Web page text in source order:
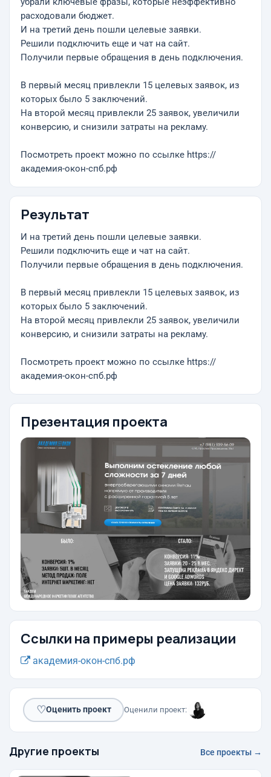
убрали ключевые фразы, которые неэффективно
расходовали бюджет.
И на третий день пошли целевые заявки.
Решили подключить еще и чат на сайт.
Получили первые обращения в день подключения.
В первый месяц привлекли 15 целевых заявок, из
которых было 5 заключений.
На второй месяц привлекли 25 заявок, увеличили
конверсию, и снизили затраты на рекламу.
Посмотреть проект можно по ссылке https://
академия-окон-спб.рф
Результат
И на третий день пошли целевые заявки.
Решили подключить еще и чат на сайт.
Получили первые обращения в день подключения.
В первый месяц привлекли 15 целевых заявок, из
которых было 5 заключений.
На второй месяц привлекли 25 заявок, увеличили
конверсию, и снизили затраты на рекламу.
Посмотреть проект можно по ссылке https://
академия-окон-спб.рф
Презентация проекта
Ссылки на примеры реализации
академия-окон-спб.рф
♡Оценить проект Оценили проект:
Другие проекты Все проекты →